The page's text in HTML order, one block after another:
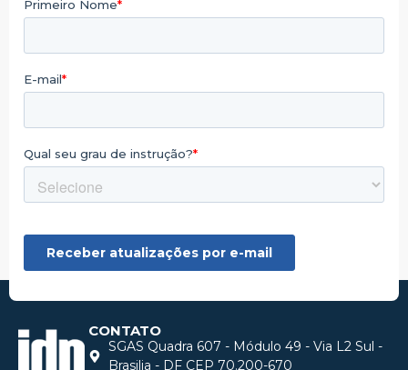
CONTATO
SGAS Quadra 607 - Módulo 49 - Via L2 Sul -
Brasilia - DF CEP 70.200-670